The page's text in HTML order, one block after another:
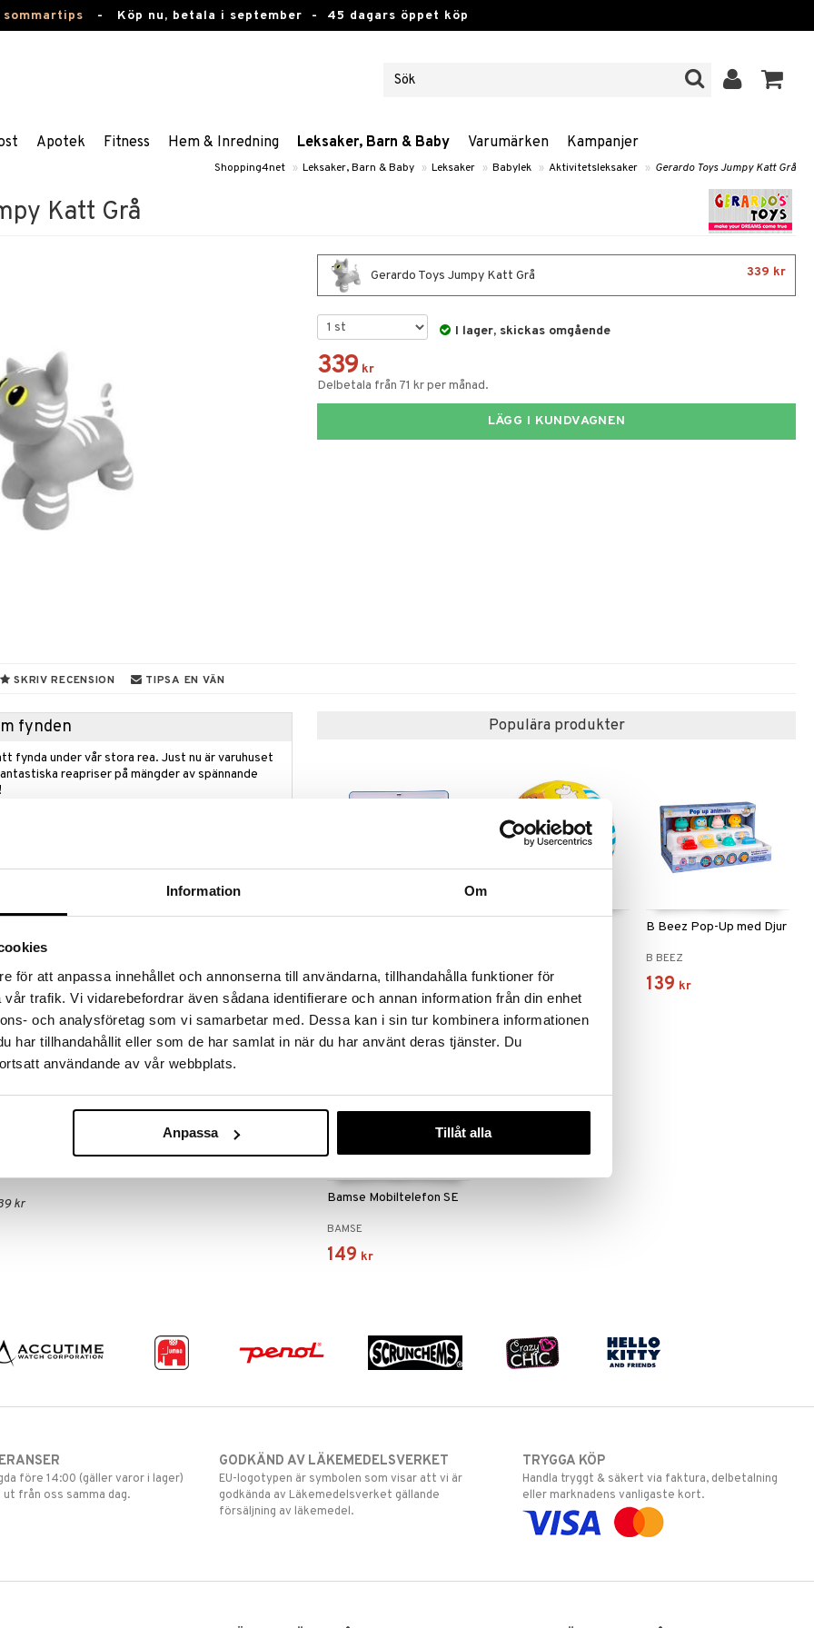
Information Om
för att anpassa innehållet och annonserna till användarna, tillhandahålla funktioner för
trafik. Vi vidarebefordrar även sådana identifierare och annan information från din enhet
och analysföretag som vi samarbetar med. Dessa kan i sin tur kombinera informationen
har tillhandahållit eller som de har samlat in när du har använt deras tjänster. Du
användande av vår webbplats.
Anpassa Tillåt alla
- Köp nu, betala i september - 45 dagars öppet köp
Apotek Fitness Hem & Inredning Leksaker, Barn & Baby Varumärken Kampanjer
Shopping4net » Leksaker, Barn & Baby » Leksaker » Babylek » Aktivitetsleksaker » Gerardo Toys Jumpy Katt Grå
Katt Grå
Gerardo Toys Jumpy Katt Grå 339 kr
I lager, skickas omgående
339 kr
Delbetala från 71 kr per månad.
LÄGG I KUNDVAGNEN
SKRIV RECENSION TIPSA EN VÄN
fynden
fynda under vår stora rea. Just nu är varuhuset
reapriser på mängder av spännande
Det följer med ett födelsebevis för att fylla i
alla födelsedagar. Hoppdjuret stärker barnets
sin koordination.
kr
Populära produkter
269 kr 79 kr
B Beez Pop-Up med Djur
B BEEZ
139 kr
Bamse Mobiltelefon SE
BAMSE
149 kr
före 14:00 (gäller varor i lager)
från oss samma dag.
GODKÄND AV LÄKEMEDELSVERKET
EU-logotypen är symbolen som visar att vi är
godkända av Läkemedelsverket gällande
försäljning av läkemedel.
TRYGGA KÖP
Handla tryggt & säkert via faktura, delbetalning
eller marknadens vanligaste kort.